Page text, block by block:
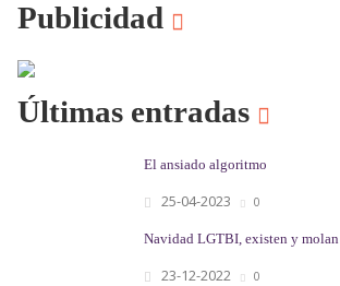
Publicidad
Últimas entradas
El ansiado algoritmo
25-04-2023 0
Navidad LGTBI, existen y molan
23-12-2022 0